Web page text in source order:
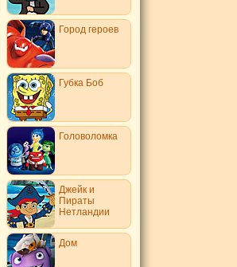
Город героев
Губка Боб
Головоломка
Джейк и
Пираты
Нетландии
Дом